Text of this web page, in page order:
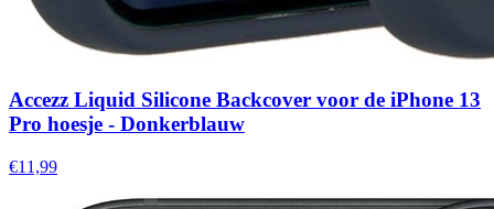
Accezz Liquid Silicone Backcover voor de iPhone 13
Pro hoesje - Donkerblauw
€11,99